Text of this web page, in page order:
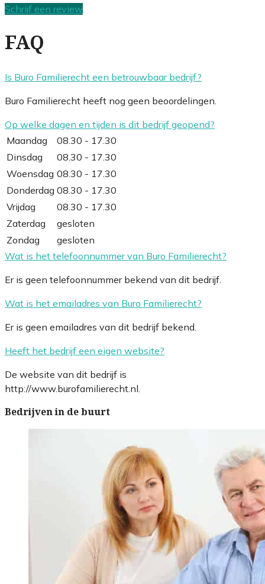
Schrijf een review
FAQ
Is Buro Familierecht een betrouwbaar bedrijf?
Buro Familierecht heeft nog geen beoordelingen.
Op welke dagen en tijden is dit bedrijf geopend?
Maandag
08.30 - 17.30
Dinsdag
08.30 - 17.30
Woensdag 08.30 - 17.30
Donderdag 08.30 - 17.30
Vrijdag
08.30 - 17.30
Zaterdag
gesloten
Zondag
gesloten
Wat is het telefoonnummer van Buro Familierecht?
Er is geen telefoonnummer bekend van dit bedrijf.
Wat is het emailadres van Buro Familierecht?
Er is geen emailadres van dit bedrijf bekend.
Heeft het bedrijf een eigen website?
De website van dit bedrijf is
http://www.burofamilierecht.nl.
Bedrijven in de buurt